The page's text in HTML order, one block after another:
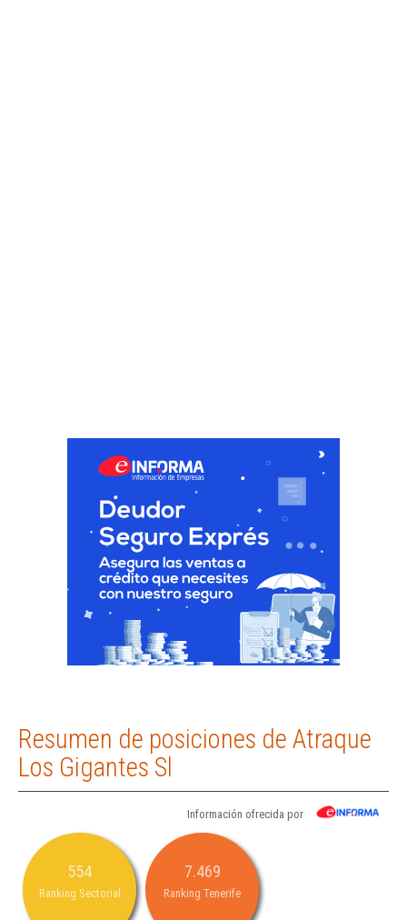
Resumen de posiciones de Atraque
Los Gigantes Sl
Información ofrecida por
554
Ranking Sectorial
7.469
Ranking Tenerife